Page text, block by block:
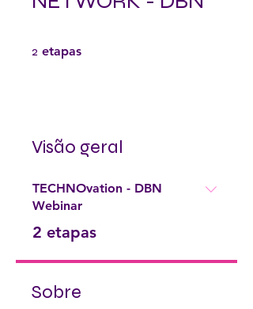
2 etapas
Visão geral
TECHNOvation - DBN
Webinar
.
2 etapas
Sobre